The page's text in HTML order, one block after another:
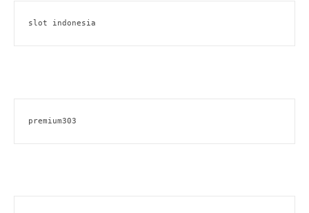
slot indonesia
premium303